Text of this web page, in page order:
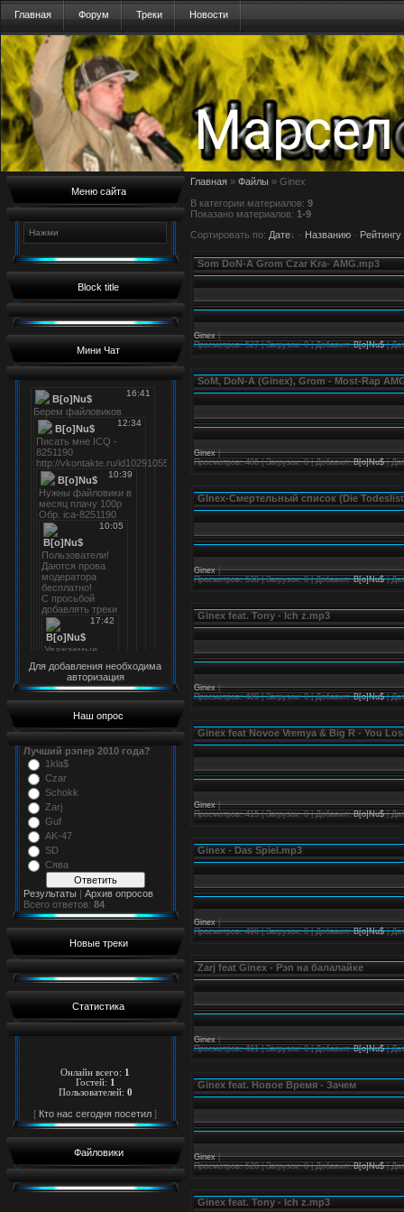
Главная Форум Треки Новости
Меню сайта
Нажми
Block title
Мини Чат
Для добавления необходима
авторизация
Наш опрос
Лучший рэпер 2010 года?
1kla$
Czar
Schokk
Zarj
Guf
AK-47
SD
Сява
Результаты | Архив опросов
Всего ответов: 84
Новые треки
Статистика
Онлайн всего: 1
Гостей: 1
Пользователей: 0
[ Кто нас сегодня посетил ]
Файловики
Главная » Файлы » Ginex
В категории материалов: 9
Показано материалов: 1-9
Сортировать по: Дате · Названию · Рейтингу
Som DoN-A Grom Czar Kra- AMG.mp3
Ginex|
Просмотров: 527 | Загрузок: 0 | Добавил:B[o]Nu$|
SoM, DoN-A (Ginex), Grom - Most-Rap
Ginex|
Просмотров: 486 | Загрузок: 0 | Добавил:B[o]Nu$|
GInex-Смертельный список (Die
Ginex|
Просмотров: 538 | Загрузок: 0 | Добавил:B[o]Nu$|
Ginex feat. Tony - Ich z.mp3
Ginex|
Просмотров: 489 | Загрузок: 0 | Добавил:B[o]Nu$|
Ginex feat Novoe Vremya & Big R - You
Ginex|
Просмотров: 415 | Загрузок: 0 | Добавил:B[o]Nu$|
Ginex - Das Spiel.mp3
Ginex|
Просмотров: 490 | Загрузок: 0 | Добавил:B[o]Nu$|
Zarj feat Ginex - Рэп на балалайке
Ginex|
Просмотров: 491 | Загрузок: 0 | Добавил:B[o]Nu$|
Ginex feat. Новое Время - Зачем
Ginex|
Просмотров: 520 | Загрузок: 0 | Добавил:B[o]Nu$|
Ginex feat. Tony - Ich z.mp3